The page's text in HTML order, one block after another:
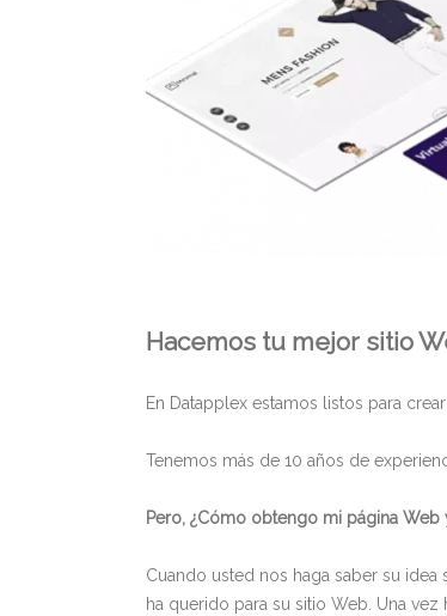
Hacemos tu mejor sitio
En Datapplex estamos listos para
Tenemos más de 10 años de
Pero, ¿Cómo obtengo mi página
Cuando usted nos haga saber su
ha querido para su sitio Web. Una